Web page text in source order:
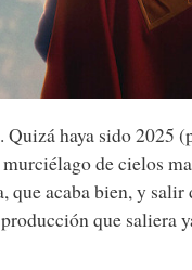
haya sido 2025
de cielos
que acaba bien, y
que saliera